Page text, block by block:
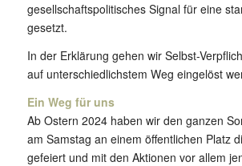
gesellschaftspolitisches Signal für eine
gesetzt.
In der Erklärung gehen wir Selbst-
auf unterschiedlichstem Weg eingelöst
Ein Weg für uns
Ab Ostern 2024 haben wir den ganzen
am Samstag an einem öffentlichen Platz
gefeiert und mit den Aktionen vor allem